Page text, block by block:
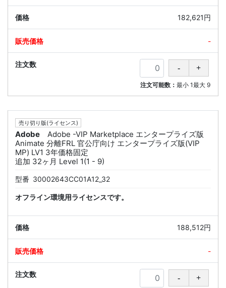
182,621円
-
注文可能数：最小 1最大 9
売り切り版(ライセンス)
Adobe
Adobe -VIP Marketplace エンタープライズ版
Animate 分離FRL 官公庁向け エンタープライズ版(VIP
MP) LV1 3年価格固定
追加 32ヶ月 Level 1(1 - 9)
型番 30002643CC01A12_32
オフライン環境用ライセンスです。
188,512円
-